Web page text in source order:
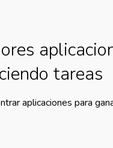
tareas
aplicaciones para